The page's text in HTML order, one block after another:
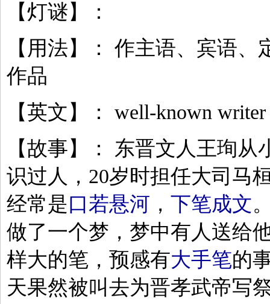
【灯谜】：
【用法】： 作主语、宾语、
作品
【英文】： well-known writer
【故事】： 东晋文人王珣从
识过人，20岁时担任大司马
经常是口若悬河 ， 下笔成文
做了一个梦，梦中有人送给
样大的笔，预感有大手笔的
天果然被叫去为晋孝武帝写